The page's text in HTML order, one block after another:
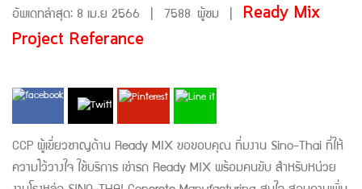
อัพเดทล่าสุด: 8 เม.ย 2566 7588 ผู้ชม
Ready Mix
Project Referance
CCP ผู้เขี่ยวชาญด้าน Ready MIX ขอขอบคุณ ที่มงาน Sino-Thai ที่ให้
ความไว้วางใจ ใช้บริการ เช่ารถ Ready MIX พร้อมคนขับ สำหรับหน่วย